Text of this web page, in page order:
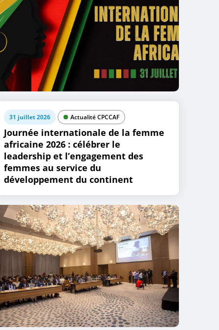
31 juillet 2026 Actualité CPCCAF
Journée internationale de la femme
africaine 2026 : célébrer le
leadership et l’engagement des
femmes au service du
développement du continent